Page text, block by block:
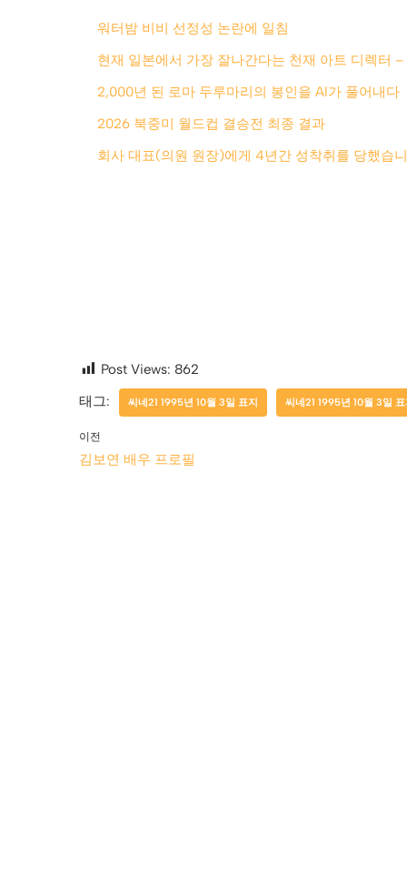
워터밤 비비 선정성 논란에 일침
현재 일본에서 가장 잘나간다는 천재 아트 디렉터
2,000년 된 로마 두루마리의 봉인을 AI가 풀어내다
2026 북중미 월드컵 결승전 최종 결과
회사 대표(의원 원장)에게 4년간 성착취를 당했습
Post Views: 862
태그:
씨네21 1995년 10월 3일 표지 씨네21 1995년 10월 3일
이전
김보연 배우 프로필